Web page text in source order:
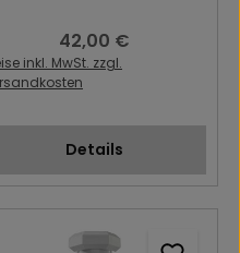
Regulärer Preis:
42,00 €
inkl. MwSt. zzgl.
Details